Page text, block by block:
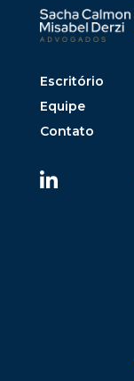
Escritório
Equipe
Contato